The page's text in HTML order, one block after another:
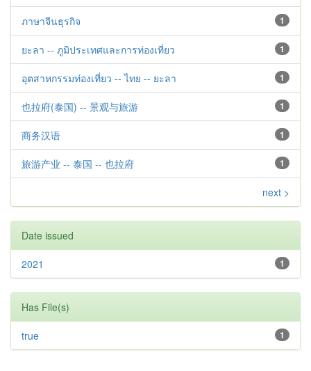
1
ภาษาจีนธุรกิจ
1
ยะลา -- ภูมิประเทศและการท่องเที่ยว
1
อุตสาหกรรมท่องเที่ยว -- ไทย -- ยะลา
1
也拉府(泰国) -- 景观与旅游
1
商务汉语
1
旅游产业 -- 泰国 -- 也拉府
next >
Date issued
1
2021
Has File(s)
1
true